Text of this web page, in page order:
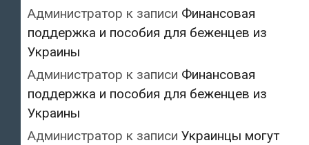
Администратор к записи Финансовая
поддержка и пособия для беженцев из
Украины
Администратор к записи Финансовая
поддержка и пособия для беженцев из
Украины
Администратор к записи Украинцы могут